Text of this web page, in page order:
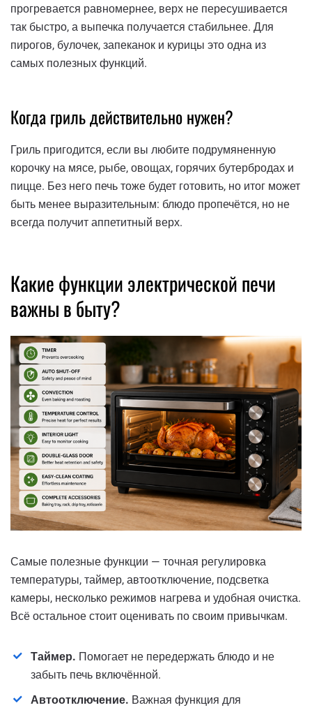
прогревается равномернее, верх не пересушивается
так быстро, а выпечка получается стабильнее. Для
пирогов, булочек, запеканок и курицы это одна из
самых полезных функций.
Когда гриль действительно нужен?
Гриль пригодится, если вы любите подрумяненную
корочку на мясе, рыбе, овощах, горячих бутербродах и
пицце. Без него печь тоже будет готовить, но итог может
быть менее выразительным: блюдо пропечётся, но не
всегда получит аппетитный верх.
Какие функции электрической печи
важны в быту?
Самые полезные функции — точная регулировка
температуры, таймер, автоотключение, подсветка
камеры, несколько режимов нагрева и удобная очистка.
Всё остальное стоит оценивать по своим привычкам.
Таймер. Помогает не передержать блюдо и не
забыть печь включённой.
Автоотключение. Важная функция для